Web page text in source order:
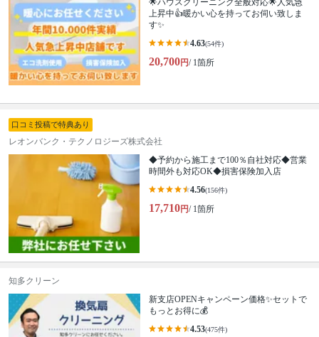
上昇中👍暖かい心を持ってお伺い致しま
す✨
4.63(54件)
20,700円/ 1箇所
口コミ投稿で特典あり
レオンバンク・テクノロジーズ株式会社
◆予約から施工まで100％自社対応◆営業
時間外も対応OK◆損害保険加入店
4.56(156件)
17,710円/ 1箇所
知多クリーン
新支店OPENキャンペーン価格✨セットで
もっとお得に💰
4.53(475件)